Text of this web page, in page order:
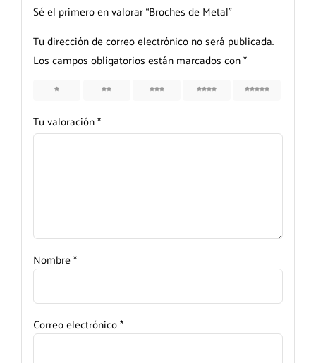
Sé el primero en valorar “Broches de Metal”
Tu dirección de correo electrónico no será publicada.
Los campos obligatorios están marcados con*
Tu valoración*
Nombre*
Correo electrónico*